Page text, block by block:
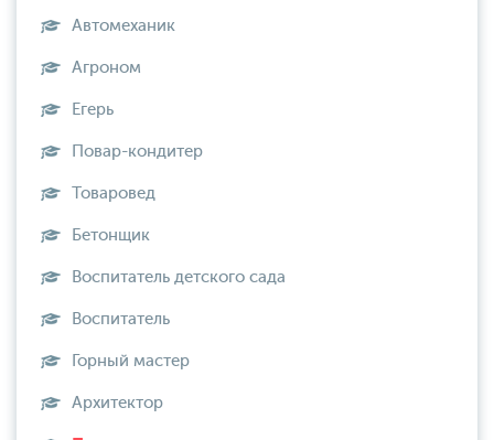
Автомеханик
Агроном
Егерь
Повар-кондитер
Товаровед
Бетонщик
Воспитатель детского сада
Воспитатель
Горный мастер
Архитектор